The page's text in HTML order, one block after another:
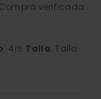
Compra verificada
: 4/5 Talla: Talla